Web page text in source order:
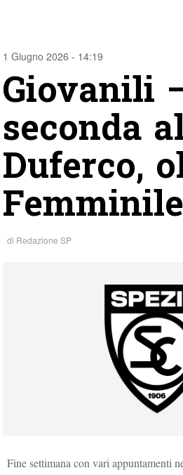
1 Giugno 2026 - 14:19
Giovanili –
seconda
Duferco,
Femminile
di Redazione SP
Fine settimana con vari appuntamenti